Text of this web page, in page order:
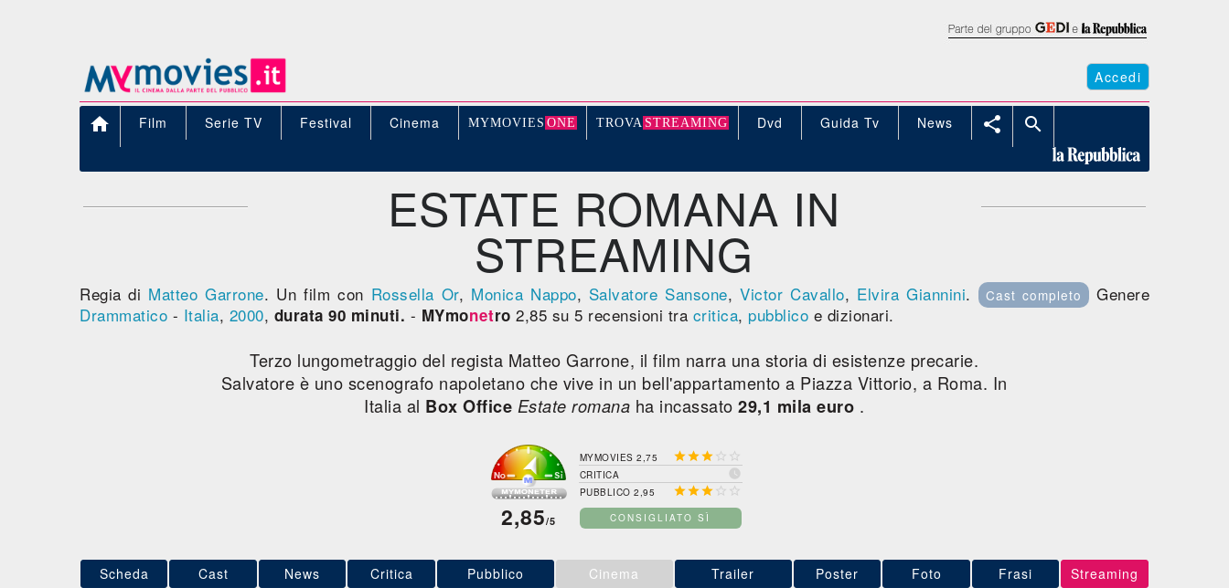
Accedi
 Film Serie TV Festival Cinema MYMOVIE S ONE TROVA STREAMING Dvd Guida Tv News  
ESTATE ROMANA IN
STREAMING
Regia di Matteo Garrone. Un film con Rossella Or, Monica Nappo, Salvatore Sansone,Victor Cavallo, Elvira Giannini. Cast completo
Genere
Drammatico - Italia, 2000, durata 90 minuti. - MYmonetro 2,85 su 5 recensioni tra critica, pubblico e dizionari.
Terzo lungometraggio del regista Matteo Garrone, il film narra una storia di esistenze precarie.
Salvatore è uno scenografo napoletano che vive in un bell'appartamento a Piazza Vittorio, a Roma. In
Italia al Box Office Estate romana ha incassato29,1 mila euro .
2,85/5
MYMOVIES 2,75   
CRITICA 
PUBBLICO 2,95   
CONSIGLIATO SÌ
Scheda Cast News Critica Pubblico Cinema Trailer Poster Foto Frasi Streaming